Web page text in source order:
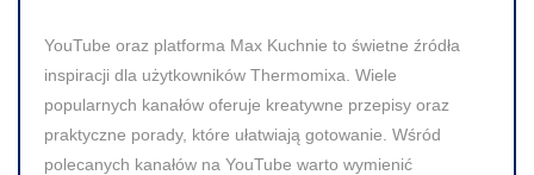
YouTube oraz platforma Max Kuchnie to świetne źródła
inspiracji dla użytkowników Thermomixa. Wiele
popularnych kanałów oferuje kreatywne przepisy oraz
praktyczne porady, które ułatwiają gotowanie. Wśród
polecanych kanałów na YouTube warto wymienić